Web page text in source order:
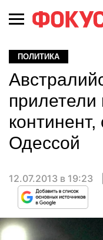
ПОЛИТИКА
прилетели
Одессой
12.07.2013 в 19:23